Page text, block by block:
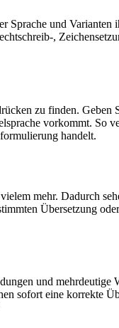
Sprache und Varianten
,
zu finden. Geben
vorkommt. So
handelt.
mehr. Dadurch
Übersetzung
und mehrdeutige
sofort eine korrekte